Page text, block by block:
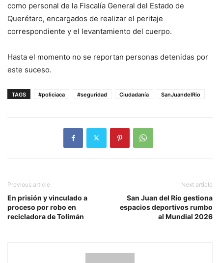
como personal de la Fiscalía General del Estado de
Querétaro, encargados de realizar el peritaje
correspondiente y el levantamiento del cuerpo.
Hasta el momento no se reportan personas detenidas por
este suceso.
TAGS #policiaca #seguridad Ciudadanía SanJuandelRio
Previous article
En prisión y vinculado a
proceso por robo en
recicladora de Tolimán
Next article
San Juan del Río gestiona
espacios deportivos rumbo
al Mundial 2026